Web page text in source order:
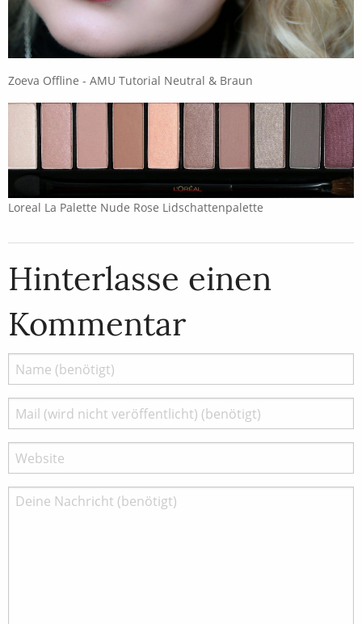
Zoeva Offline - AMU Tutorial Neutral & Braun
Loreal La Palette Nude Rose Lidschattenpalette
Hinterlasse einen
Kommentar